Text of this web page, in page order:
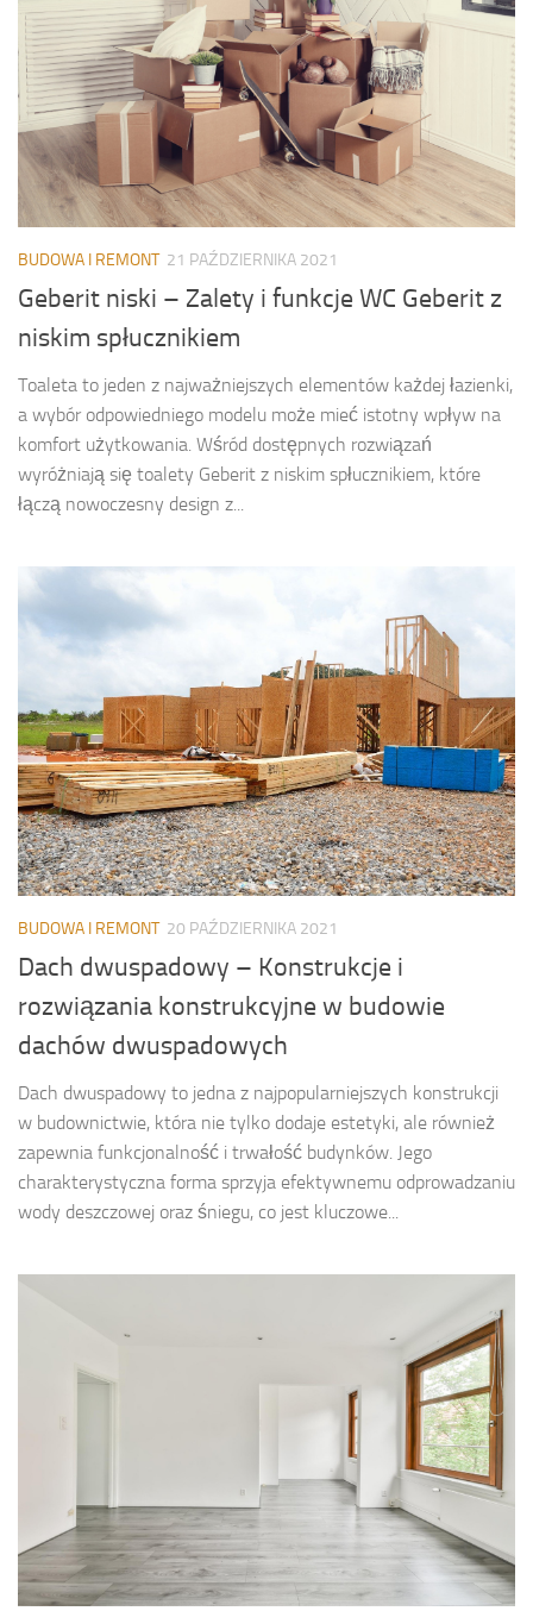
BUDOWA I REMONT 21 PAŹDZIERNIKA 2021
Geberit niski – Zalety i funkcje WC Geberit z
niskim spłucznikiem
Toaleta to jeden z najważniejszych elementów każdej łazienki,
a wybór odpowiedniego modelu może mieć istotny wpływ na
komfort użytkowania. Wśród dostępnych rozwiązań
wyróżniają się toalety Geberit z niskim spłucznikiem, które
łączą nowoczesny design z...
BUDOWA I REMONT 20 PAŹDZIERNIKA 2021
Dach dwuspadowy – Konstrukcje i
rozwiązania konstrukcyjne w budowie
dachów dwuspadowych
Dach dwuspadowy to jedna z najpopularniejszych konstrukcji
w budownictwie, która nie tylko dodaje estetyki, ale również
zapewnia funkcjonalność i trwałość budynków. Jego
charakterystyczna forma sprzyja efektywnemu odprowadzaniu
wody deszczowej oraz śniegu, co jest kluczowe...